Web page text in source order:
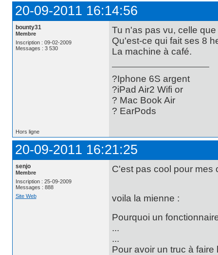
20-09-2011 16:14:56
bounty31
Membre
Inscription : 09-02-2009
Messages : 3 530
Tu n'as pas vu, celle
Qu'est-ce qui fait ses 8
La machine à café.
?Iphone 6S argent
?iPad Air2 Wifi or
? Mac Book Air
? EarPods
Hors ligne
20-09-2011 16:21:25
senjo
Membre
Inscription : 25-09-2009
Messages : 888
Site Web
C'est pas cool pour
voila la mienne :
Pourquoi un
...
...
Pour avoir un truc à faire